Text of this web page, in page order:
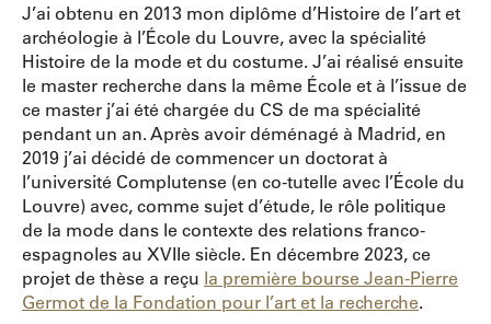
J’ai obtenu en 2013 mon diplôme d’Histoire de l’art et
archéologie à l’École du Louvre, avec la spécialité
Histoire de la mode et du costume. J’ai réalisé ensuite
le master recherche dans la même École et à l’issue de
ce master j’ai été chargée du CS de ma spécialité
pendant un an. Après avoir déménagé à Madrid, en
2019 j’ai décidé de commencer un doctorat à
l’université Complutense (en co-tutelle avec l’École du
Louvre) avec, comme sujet d’étude, le rôle politique
de la mode dans le contexte des relations franco-
espagnoles au XVIIe siècle. En décembre 2023, ce
projet de thèse a reçu la première bourse Jean-Pierre
Germot de la Fondation pour l’art et la recherche.